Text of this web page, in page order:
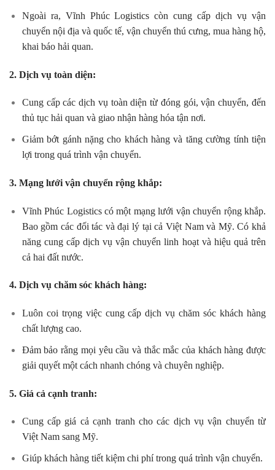
Ngoài ra, Vĩnh Phúc Logistics còn cung cấp dịch vụ vận
chuyển nội địa và quốc tế, vận chuyển thú cưng, mua hàng hộ,
khai báo hải quan.
2. Dịch vụ toàn diện:
Cung cấp các dịch vụ toàn diện từ đóng gói, vận chuyển, đến
thủ tục hải quan và giao nhận hàng hóa tận nơi.
Giảm bớt gánh nặng cho khách hàng và tăng cường tính tiện
lợi trong quá trình vận chuyển.
3. Mạng lưới vận chuyển rộng khắp:
Vĩnh Phúc Logistics có một mạng lưới vận chuyển rộng khắp.
Bao gồm các đối tác và đại lý tại cả Việt Nam và Mỹ. Có khả
năng cung cấp dịch vụ vận chuyển linh hoạt và hiệu quả trên
cả hai đất nước.
4. Dịch vụ chăm sóc khách hàng:
Luôn coi trọng việc cung cấp dịch vụ chăm sóc khách hàng
chất lượng cao.
Đảm bảo rằng mọi yêu cầu và thắc mắc của khách hàng được
giải quyết một cách nhanh chóng và chuyên nghiệp.
5. Giá cả cạnh tranh:
Cung cấp giá cả cạnh tranh cho các dịch vụ vận chuyển từ
Việt Nam sang Mỹ.
Giúp khách hàng tiết kiệm chi phí trong quá trình vận chuyển.